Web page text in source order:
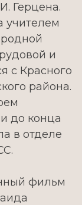
Герцена.
учителем
и
с Красного
района.
до конца
в отделе
фильм